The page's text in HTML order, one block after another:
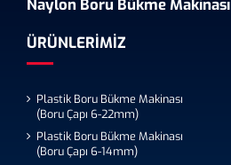
Naylon Boru Bükme Makinası
ÜRÜNLERIMIZ
Plastik Boru Bükme Makinası
(Boru Çapı 6-22mm)
Plastik Boru Bükme Makinası
(Boru Çapı 6-14mm)